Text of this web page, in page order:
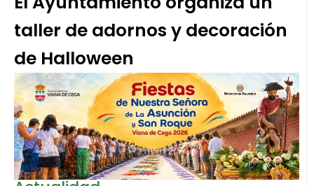
taller de adornos y decoración
de Halloween